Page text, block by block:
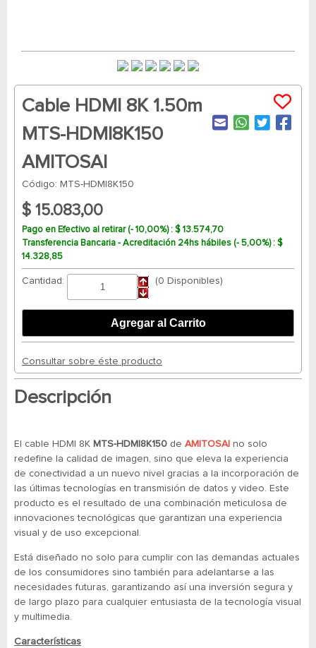
Cable HDMI 8K 1.50m
MTS-HDMI8K150
AMITOSAI
Código: MTS-HDMI8K150
$ 15.083,00
Pago en Efectivo al retirar (- 10,00%) : $ 13.574,70
Transferencia Bancaria - Acreditación 24hs hábiles (- 5,00%) : $
14.328,85
Cantidad: (0 Disponibles)
Consultar sobre éste producto
Descripción
El cable HDMI 8K MTS-HDMI8K150 de AMITOSAI no solo
redefine la calidad de imagen, sino que eleva la experiencia
de conectividad a un nuevo nivel gracias a la incorporación de
las últimas tecnologías en transmisión de datos y video. Este
producto es el resultado de una combinación meticulosa de
innovaciones tecnológicas que garantizan una experiencia
visual y de uso excepcional.
Está diseñado no solo para cumplir con las demandas actuales
de los consumidores sino también para adelantarse a las
necesidades futuras, garantizando así una inversión segura y
de largo plazo para cualquier entusiasta de la tecnología visual
y multimedia.
Características